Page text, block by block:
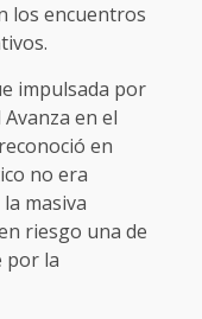
los encuentros
impulsada por
en el
en
no era
masiva
riesgo una de
por la